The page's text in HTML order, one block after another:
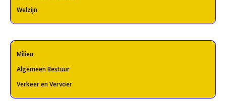
Welzijn
Milieu
Algemeen Bestuur
Verkeer en Vervoer